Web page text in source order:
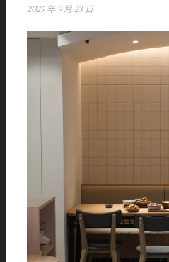
2025 年 9 月 23 日